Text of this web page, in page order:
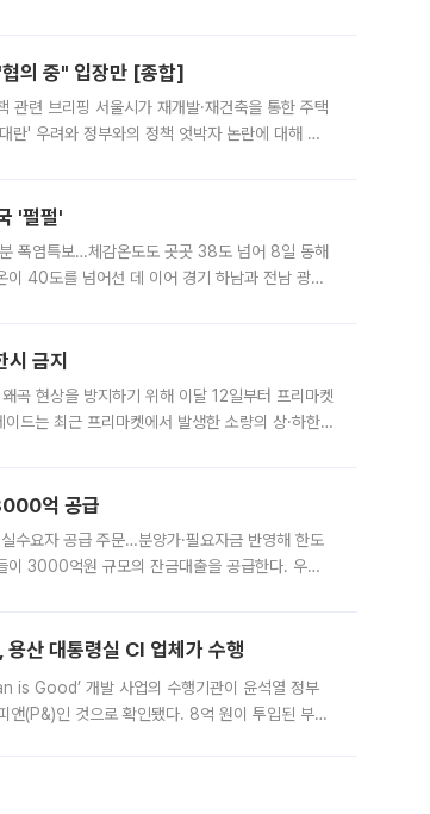
의 중" 입장만 [종합]
관련 브리핑 서울시가 재개발·재건축을 통한 주택
란' 우려와 정부와의 정책 엇박자 논란에 대해 정
'펄펄'
폭염특보…체감온도도 곳곳 38도 넘어 8일 동해
이 40도를 넘어선 데 이어 경기 하남과 전남 광양
금지
곡 현상을 방지하기 위해 이달 12일부터 프리마켓
드는 최근 프리마켓에서 발생한 소량의 상·하한
억 공급
수요자 공급 주문…분양가·필요자금 반영해 한도
이 3000억원 규모의 잔금대출을 공급한다. 우리
산 대통령실 CI 업체가 수행
is Good’ 개발 사업의 수행기관이 윤석열 정부
앤(P&)인 것으로 확인됐다. 8억 원이 투입된 부산